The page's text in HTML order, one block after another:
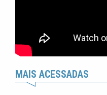
MAIS ACESSADAS